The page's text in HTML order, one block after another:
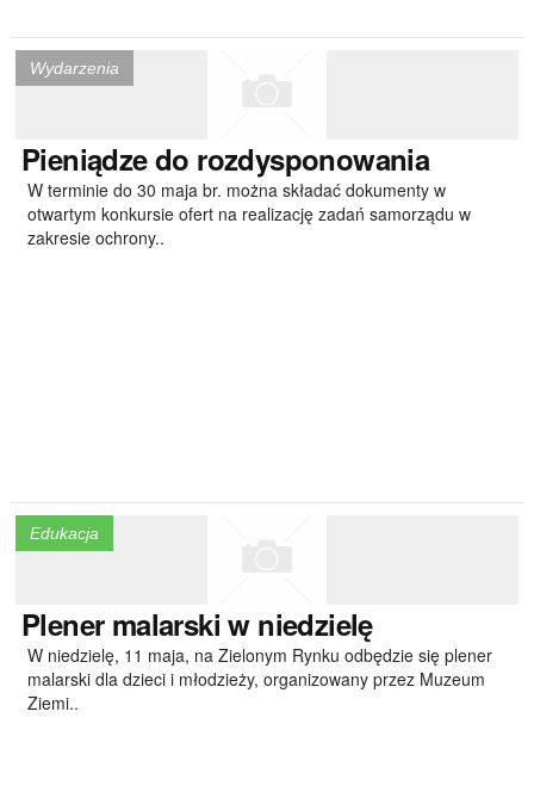
Wydarzenia
Pieniądzedo rozdysponowania
W terminie do 30 maja br. można składać dokumenty w
otwartym konkursie ofert na realizację zadań samorządu w
zakresie ochrony..
Edukacja
Plenermalarski w niedzielę
W niedzielę, 11 maja, na Zielonym Rynku odbędzie się plener
malarski dla dzieci i młodzieży, organizowany przez Muzeum
Ziemi..